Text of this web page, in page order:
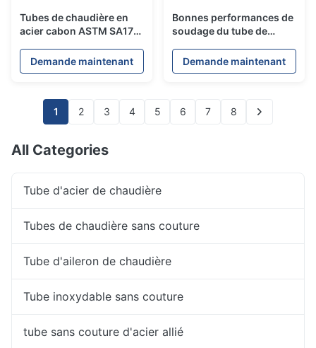
Tubes de chaudière en
acier cabon ASTM SA178
performances de
soudage
Demande maintenant
Bonnes performances de
soudage du tube de
Cabon
Demande maintenant
1 2 3 4 5 6 7 8
All Categories
Tube d'acier de chaudière
Tubes de chaudière sans couture
Tube d'aileron de chaudière
Tube inoxydable sans couture
tube sans couture d'acier allié